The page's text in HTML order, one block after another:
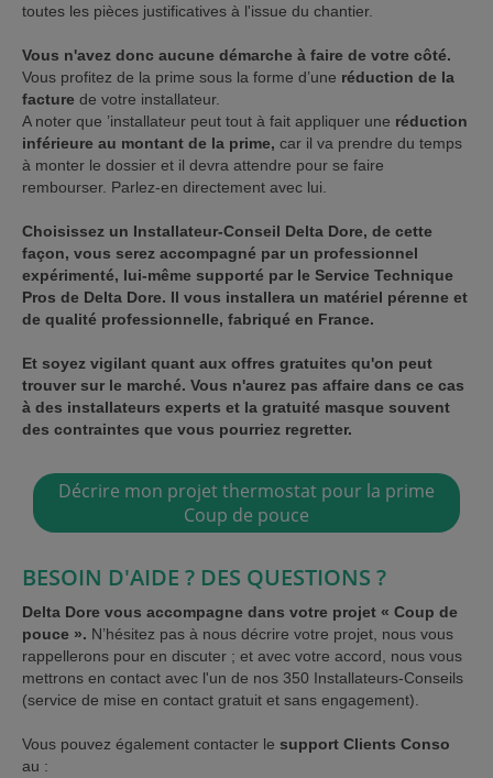
toutes les pièces justificatives à l'issue du chantier.
Vous n'avez donc aucune démarche à faire de votre côté.
Vous profitez de la prime sous la forme d’une réduction de la
facture de votre installateur.
A noter que ’installateur peut tout à fait appliquer une réduction
inférieure au montant de la prime, car il va prendre du temps
à monter le dossier et il devra attendre pour se faire
rembourser. Parlez-en directement avec lui.
Choisissez un Installateur-Conseil Delta Dore, de cette
façon, vous serez accompagné par un professionnel
expérimenté, lui-même supporté par le Service Technique
Pros de Delta Dore. Il vous installera un matériel pérenne et
de qualité professionnelle, fabriqué en France.
Et soyez vigilant quant aux offres gratuites qu'on peut
trouver sur le marché. Vous n'aurez pas affaire dans ce cas
à des installateurs experts et la gratuité masque souvent
des contraintes que vous pourriez regretter.
Décrire mon projet thermostat pour la prime
Coup de pouce
BESOIN D'AIDE ? DES QUESTIONS ?
Delta Dore vous accompagne dans votre projet « Coup de
pouce ». N’hésitez pas à nous décrire votre projet, nous vous
rappellerons pour en discuter ; et avec votre accord, nous vous
mettrons en contact avec l'un de nos 350 Installateurs-Conseils
(service de mise en contact gratuit et sans engagement).
Vous pouvez également contacter le support Clients Conso
au :